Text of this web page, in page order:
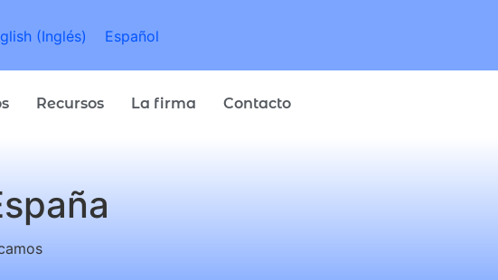
(Inglés) Español
Recursos La firma Contacto